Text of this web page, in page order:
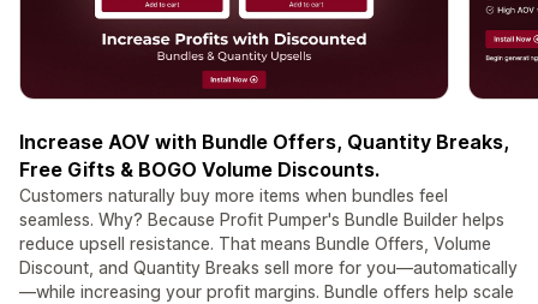
Increase AOV with Bundle Offers, Quantity Breaks,
Free Gifts & BOGO Volume Discounts.
Customers naturally buy more items when bundles feel
seamless. Why? Because Profit Pumper's Bundle Builder helps
reduce upsell resistance. That means Bundle Offers, Volume
Discount, and Quantity Breaks sell more for you—automatically
—while increasing your profit margins. Bundle offers help scale